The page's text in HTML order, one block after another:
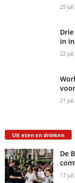
25 juli
in
22 juli
21 juli
Uit eten en drinken
De
17 juli